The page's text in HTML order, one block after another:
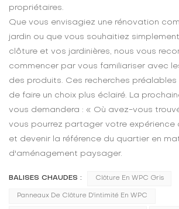
propriétaires.
Que vous envisagiez une rénovation
jardin ou que vous souhaitiez
clôture et vos jardinières, nous vous
commencer par vous familiariser avec
des produits. Ces recherches
de faire un choix plus éclairé. La
vous demandera : « Où avez-vous
vous pourrez partager votre expérience
et devenir la référence du quartier en
d'aménagement paysager.
BALISES CHAUDES : Clôture En WPC Gris
Panneaux De Clôture D'intimité En WPC